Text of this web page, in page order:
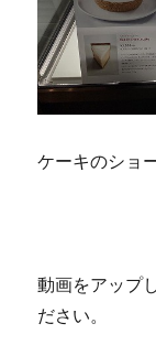
ケーキのショ
動画をアップ
ださい。